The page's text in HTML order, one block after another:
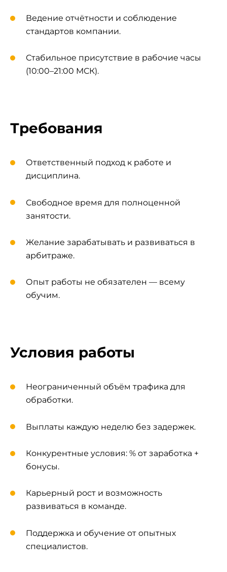
Ведение отчётности и соблюдение
стандартов компании.
Стабильное присутствие в рабочие часы
(10:00–21:00 МСК).
Требования
Ответственный подход к работе и
дисциплина.
Свободное время для полноценной
занятости.
Желание зарабатывать и развиваться в
арбитраже.
Опыт работы не обязателен — всему
обучим.
Условия работы
Неограниченный объём трафика для
обработки.
Выплаты каждую неделю без задержек.
Конкурентные условия: % от заработка +
бонусы.
Карьерный рост и возможность
развиваться в команде.
Поддержка и обучение от опытных
специалистов.